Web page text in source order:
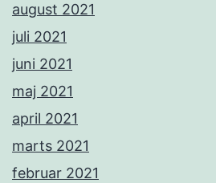
august 2021
juli 2021
juni 2021
maj 2021
april 2021
marts 2021
februar 2021